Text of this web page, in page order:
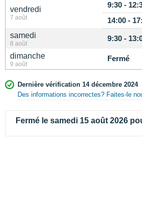
vendredi
7 août
9:30 -
14:00 -
samedi
8 août
9:30 -
dimanche
9 août
Fermé
Dernière vérification 14 décembre 2024
Des informations incorrectes? Faites-le
Fermé le samedi 15 août 2026